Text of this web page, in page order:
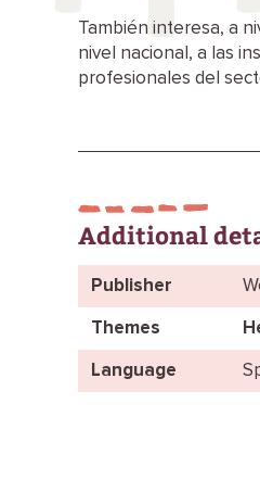
También interesa, a
nivel nacional, a las
profesionales del
Additional
Publisher
Themes
Language